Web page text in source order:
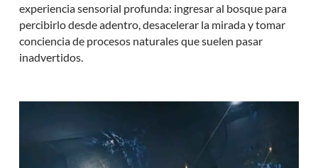
experiencia sensorial profunda: ingresar al bosque para
percibirlo desde adentro, desacelerar la mirada y tomar
conciencia de procesos naturales que suelen pasar
inadvertidos.